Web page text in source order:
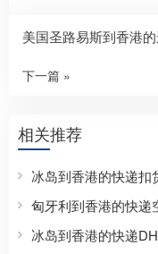
美国圣路易斯到香港
下一篇 »
相关推荐
冰岛到香港的快递扣
匈牙利到香港的快递
冰岛到香港的快递